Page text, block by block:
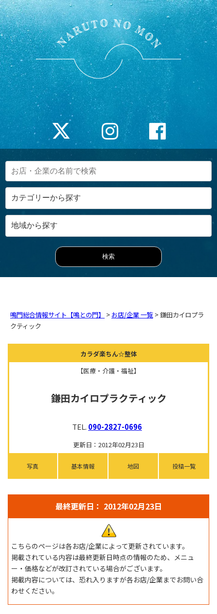
鳴門総合情報サイト【鳴との門】 > お店/企業 一覧 > 鎌田カイロプラ
クティック
カラダ楽ちん☆整体
【医療・介護・福祉】
鎌田カイロプラクティック
TEL. 090-2827-0696
更新日：2012年02月23日
写真 基本情報 地図 投稿一覧
最終更新日： 2012年02月23日
こちらのページは各お店/企業によって更新されています。
掲載されている内容は最終更新日時点の情報のため、メニュ
ー・価格などが改訂されている場合がございます。
掲載内容については、恐れ入りますが各お店/企業までお問い合
わせください。